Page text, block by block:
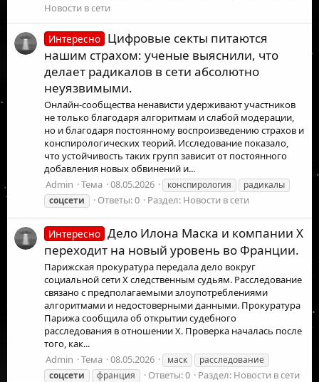
Новости в сети
Интересно Цифровые секты питаются
нашим страхом: ученые выяснили, что
делает радикалов в сети абсолютно
неуязвимыми.
Онлайн-сообщества ненависти удерживают участников
не только благодаря алгоритмам и слабой модерации,
но и благодаря постоянному воспроизведению страхов и
конспирологических теорий. Исследование показало,
что устойчивость таких групп зависит от постоянного
добавления новых обвинений и...
Admin
Тема 08.05.2026 конспирология
радикалы
соцсети
Ответы: 0 Раздел: Новости в сети
Интересно Дело Илона Маска и компании X
переходит на новый уровень во Франции.
Парижская прокуратура передала дело вокруг
социальной сети X следственным судьям. Расследование
связано с предполагаемыми злоупотреблениями
алгоритмами и недостоверными данными. Прокуратура
Парижа сообщила об открытии судебного
расследования в отношении X. Проверка началась после
того, как...
Admin
Тема 08.05.2026 маск
расследование
соцсети
франция Ответы: 0 Раздел: Новости в сети